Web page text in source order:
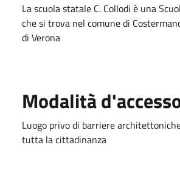
La scuola statale C. Collodi è una
che si trova nel comune di
di Verona
Modalità
Luogo privo di barriere
tutta la cittadinanza